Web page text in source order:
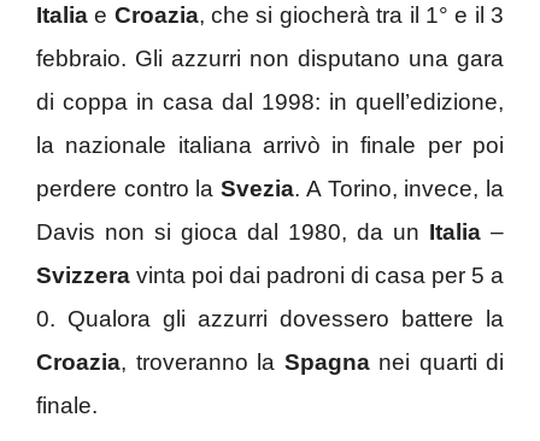
Italia e Croazia, che si giocherà tra il 1° e il 3
febbraio. Gli azzurri non disputano una gara
di coppa in casa dal 1998: in quell’edizione,
la nazionale italiana arrivò in finale per poi
perdere contro la Svezia. A Torino, invece, la
Davis non si gioca dal 1980, da un Italia –
Svizzera vinta poi dai padroni di casa per 5 a
0. Qualora gli azzurri dovessero battere la
Croazia, troveranno la Spagnanei quarti di
finale.